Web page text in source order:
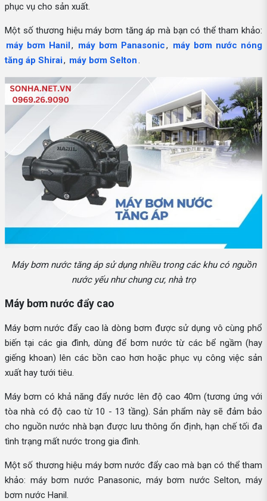
phục vụ cho sản xuất.
Một số thương hiệu máy bơm tăng áp mà bạn có thể tham khảo:
máy bơm Hanil, máy bơm Panasonic, máy bơm nước nóng
tăng áp Shirai, máy bơm Selton.
Máy bơm nước tăng áp sử dụng nhiều trong các khu có nguồn
nước yếu như chung cư, nhà trọ
Máy bơm nước đẩy cao
Máy bơm nước đẩy cao là dòng bơm được sử dụng vô cùng phổ
biến tại các gia đình, dùng để bơm nước từ các bể ngầm (hay
giếng khoan) lên các bồn cao hơn hoặc phục vụ công việc sản
xuất hay tưới tiêu.
Máy bơm có khả năng đẩy nước lên độ cao 40m (tương ứng với
tòa nhà có độ cao từ 10 - 13 tầng). Sản phẩm này sẽ đảm bảo
cho nguồn nước nhà bạn được lưu thông ổn định, hạn chế tối đa
tình trạng mất nước trong gia đình.
Một số thương hiệu máy bơm nước đẩy cao mà bạn có thể tham
khảo: máy bơm nước Panasonic, máy bơm nước Selton, máy
bơm nước Hanil.